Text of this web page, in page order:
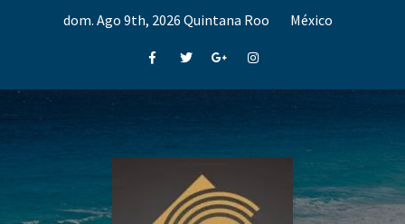
dom. Ago 9th, 2026 Quintana Roo México
FacebookTwitterGoogle+Instagram